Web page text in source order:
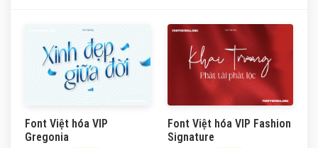
Font Việt hóa VIP
Gregonia
Font Việt hóa VIP Fashion
Signature